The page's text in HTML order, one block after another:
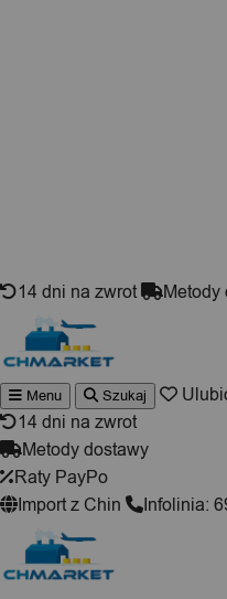
14 dni na zwrot Metody
Wyszukiwarka
produktów
Menu Szukaj
14 dni na zwrot
Metody dostawy
Raty PayPo
Import z Chin
Infolinia: